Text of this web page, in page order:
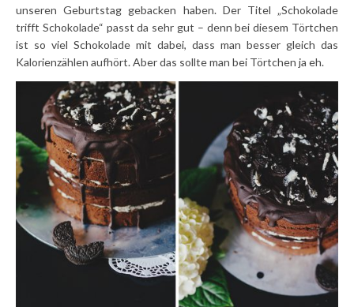
unseren Geburtstag gebacken haben. Der Titel „Schokolade
trifft Schokolade“ passt da sehr gut – denn bei diesem Törtchen
ist so viel Schokolade mit dabei, dass man besser gleich das
Kalorienzählen aufhört. Aber das sollte man bei Törtchen ja eh.